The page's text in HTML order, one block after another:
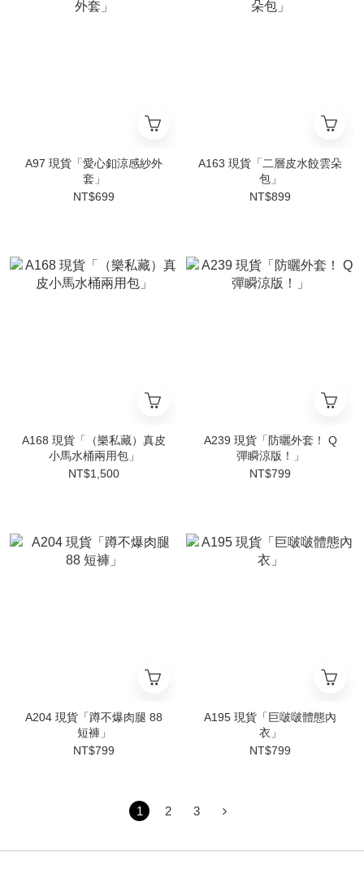
A97 現貨「愛心釦涼感紗外
套」
NT$699
A163 現貨「二層皮水餃雲朵
包」
NT$899
A168 現貨「（樂私藏）真皮
小馬水桶兩用包」
NT$1,500
A239 現貨「防曬外套！ Q
彈瞬涼版！」
NT$799
A204 現貨「蹲不爆⾁腿 88
短褲」
NT$799
A195 現貨「巨啵啵體態內
⾐」
NT$799
1 2 3